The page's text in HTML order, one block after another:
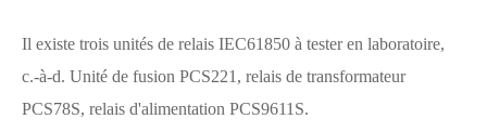
Il existe trois unités de relais IEC61850 à tester en laboratoire,
c.-à-d. Unité de fusion PCS221, relais de transformateur
PCS78S, relais d'alimentation PCS9611S.